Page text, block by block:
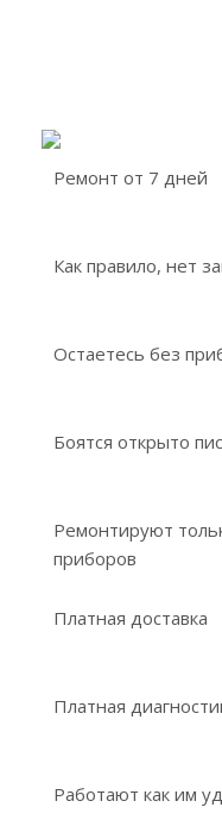
Ремонт от 7 дней
Как правило, нет
Остаетесь без
Боятся открыто
Ремонтируют
приборов
Платная доставка
Платная
Работают как им